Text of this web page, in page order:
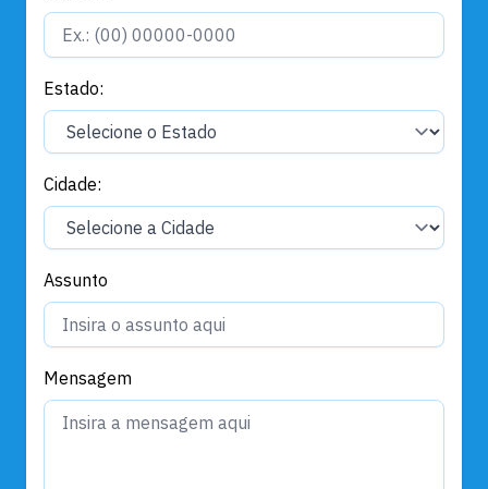
Estado:
Cidade:
Assunto
Mensagem